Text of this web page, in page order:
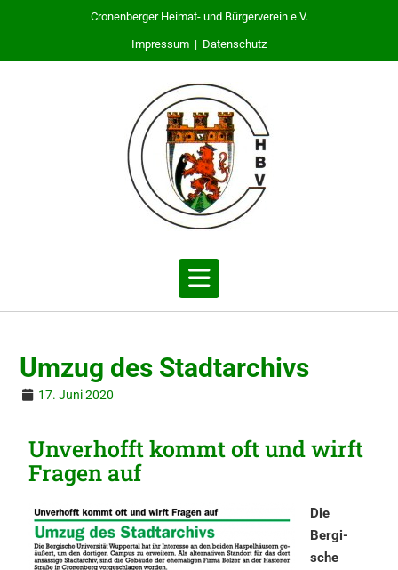
Cronenberger Heimat- und Bürgerverein e.V.
Impressum | Datenschutz
Umzug des Stadtarchivs
17. Juni 2020
Unver­hofft kommt oft und wirft
Fragen auf
Die
Bergi­
sche